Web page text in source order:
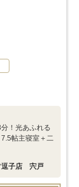
！光あふれる
帖主寝室＋二
逗子店 宍戸